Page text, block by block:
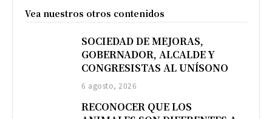
Vea nuestros otros contenidos
SOCIEDAD DE MEJORAS,
GOBERNADOR, ALCALDE Y
CONGRESISTAS AL UNÍSONO
6 agosto, 2026
RECONOCER QUE LOS